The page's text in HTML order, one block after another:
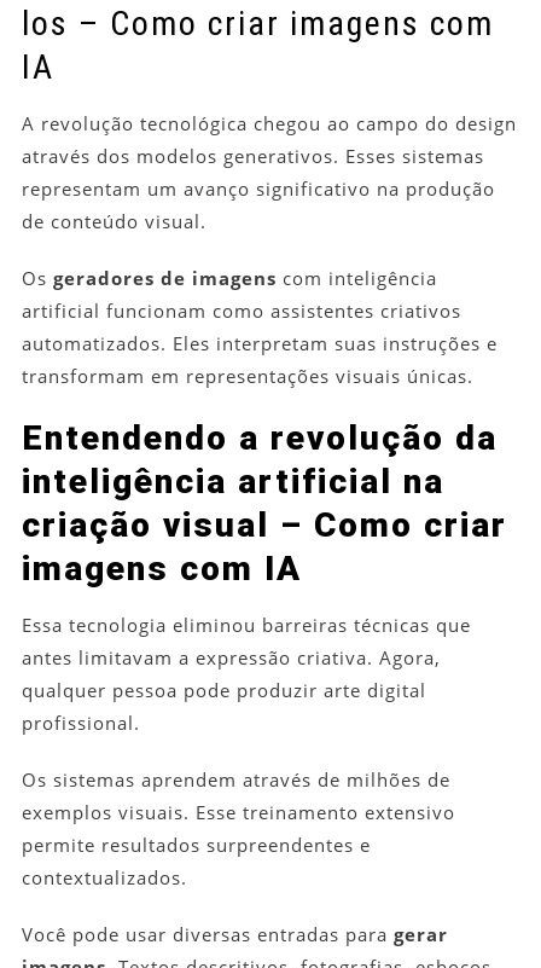
los – Como criar imagens com
IA
A revolução tecnológica chegou ao campo do design
através dos modelos generativos. Esses sistemas
representam um avanço significativo na produção
de conteúdo visual.
Os geradores de imagens com inteligência
artificial funcionam como assistentes criativos
automatizados. Eles interpretam suas instruções e
transformam em representações visuais únicas.
Entendendo a revolução da
inteligência artificial na
criação visual – Como criar
imagens com IA
Essa tecnologia eliminou barreiras técnicas que
antes limitavam a expressão criativa. Agora,
qualquer pessoa pode produzir arte digital
profissional.
Os sistemas aprendem através de milhões de
exemplos visuais. Esse treinamento extensivo
permite resultados surpreendentes e
contextualizados.
Você pode usar diversas entradas para gerar